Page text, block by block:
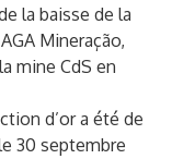
la baisse de la
Mineração,
mine CdS en
d’or a été de
30 septembre